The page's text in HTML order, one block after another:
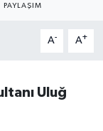
PAYLAŞIM
A- A+
Uluğ